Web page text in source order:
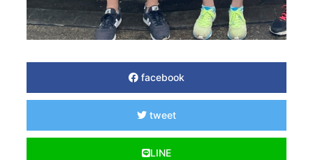
facebook
tweet
LINE